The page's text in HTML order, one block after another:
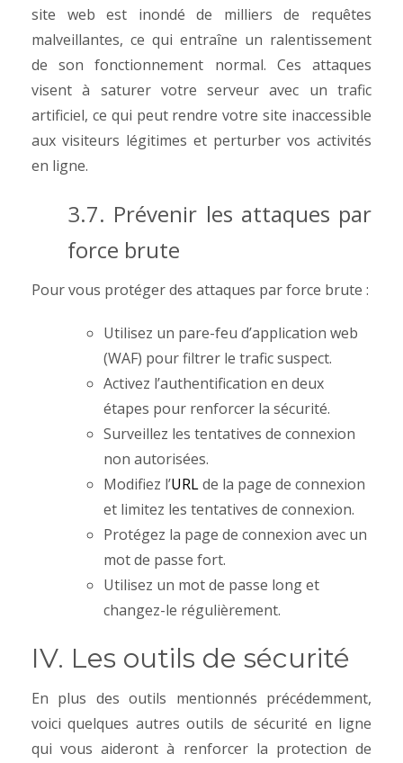
site web est inondé de milliers de requêtes
malveillantes, ce qui entraîne un ralentissement
de son fonctionnement normal. Ces attaques
visent à saturer votre serveur avec un trafic
artificiel, ce qui peut rendre votre site inaccessible
aux visiteurs légitimes et perturber vos activités
en ligne.
3.7. Prévenir les attaques par
force brute
Pour vous protéger des attaques par force brute :
Utilisez un pare-feu d’application web
(WAF) pour filtrer le trafic suspect.
Activez l’authentification en deux
étapes pour renforcer la sécurité.
Surveillez les tentatives de connexion
non autorisées.
Modifiez l’URLde la page de connexion
et limitez les tentatives de connexion.
Protégez la page de connexion avec un
mot de passe fort.
Utilisez un mot de passe long et
changez-le régulièrement.
IV. Les outils de sécurité
En plus des outils mentionnés précédemment,
voici quelques autres outils de sécurité en ligne
qui vous aideront à renforcer la protection de